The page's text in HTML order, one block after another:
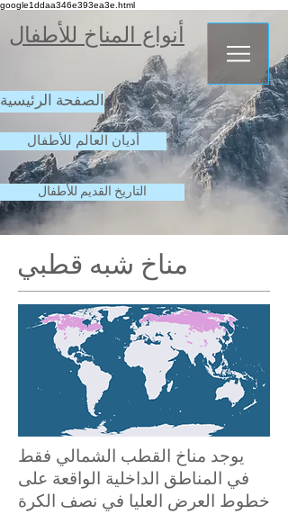
google1ddaa346e393ea3e.html
الصفحة الرئيسية
التاريخ القديم للأطفال
أديان العالم للأطفال
أنواع المناخ للأطفال
مناخ شبه قطبي
يوجد مناخ القطب الشمالي فقط
في المناطق الداخلية الواقعة على
خطوط العرض العليا في نصف الكرة